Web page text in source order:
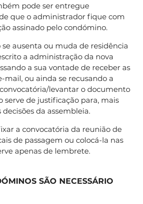
pode ser entregue
que o administrador fique com
assinado pelo condómino.
ausenta ou muda de residência
a administração da nova
a sua vontade de receber as
mail, ou ainda se recusando a
levantar o documento
serve de justificação para, mais
da assembleia.
a convocatória da reunião de
de passagem ou colocá-la nas
apenas de lembrete.
SÃO NECESSÁRIO